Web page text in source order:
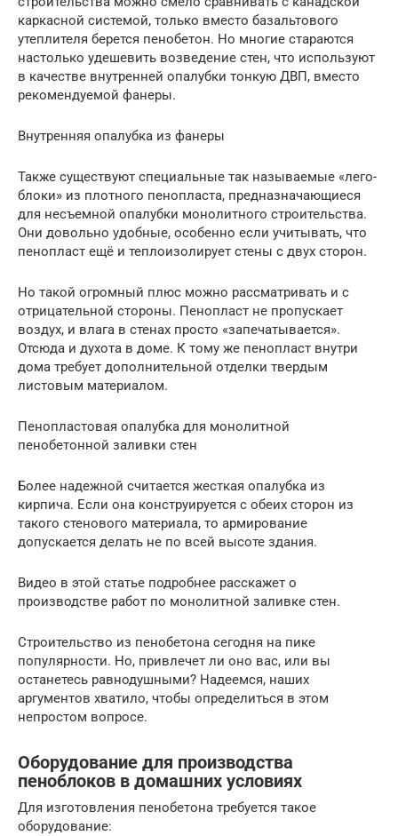
каркасной системой, только вместо базальтового
утеплителя берется пенобетон. Но многие стараются
настолько удешевить возведение стен, что используют
в качестве внутренней опалубки тонкую ДВП, вместо
рекомендуемой фанеры.
Внутренняя опалубка из фанеры
Также существуют специальные так называемые «лего-
блоки» из плотного пенопласта, предназначающиеся
для несъемной опалубки монолитного строительства.
Они довольно удобные, особенно если учитывать, что
пенопласт ещё и теплоизолирует стены с двух сторон.
Но такой огромный плюс можно рассматривать и с
отрицательной стороны. Пенопласт не пропускает
воздух, и влага в стенах просто «запечатывается».
Отсюда и духота в доме. К тому же пенопласт внутри
дома требует дополнительной отделки твердым
листовым материалом.
Пенопластовая опалубка для монолитной
пенобетонной заливки стен
Более надежной считается жесткая опалубка из
кирпича. Если она конструируется с обеих сторон из
такого стенового материала, то армирование
допускается делать не по всей высоте здания.
Видео в этой статье подробнее расскажет о
производстве работ по монолитной заливке стен.
Строительство из пенобетона сегодня на пике
популярности. Но, привлечет ли оно вас, или вы
останетесь равнодушными? Надеемся, наших
аргументов хватило, чтобы определиться в этом
непростом вопросе.
Оборудование для производства
пеноблоков в домашних условиях
Для изготовления пенобетона требуется такое
оборудование: